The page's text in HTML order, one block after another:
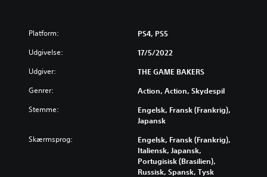
Platform: PS4, PS5
Udgivelse: 17/5/2022
Udgiver: THE GAME BAKERS
Genrer: Action, Action, Skydespil
Stemme:
Engelsk, Fransk (Frankrig),
Japansk
Skærmsprog:
Engelsk, Fransk (Frankrig),
Italiensk, Japansk,
Portugisisk (Brasilien),
Russisk, Spansk, Tysk